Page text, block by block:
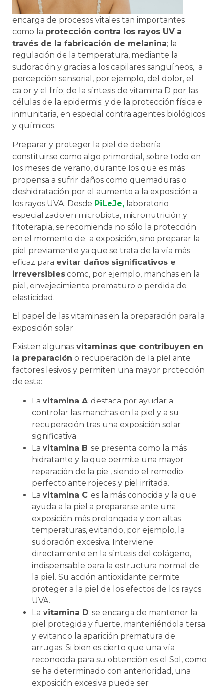
encarga de procesos vitales tan importantes
como la protección contra los rayos UV a
través de la fabricación de melanina; la
regulación de la temperatura, mediante la
sudoración y gracias a los capilares sanguíneos, la
percepción sensorial, por ejemplo, del dolor, el
calor y el frío; de la síntesis de vitamina D por las
células de la epidermis; y de la protección física e
inmunitaria, en especial contra agentes biológicos
y químicos.
Preparar y proteger la piel de debería
constituirse como algo primordial, sobre todo en
los meses de verano, durante los que es más
propensa a sufrir daños como quemaduras o
deshidratación por el aumento a la exposición a
los rayos UVA. Desde PiLeJe, laboratorio
especializado en microbiota, micronutrición y
fitoterapia, se recomienda no sólo la protección
en el momento de la exposición, sino preparar la
piel previamente ya que se trata de la vía más
eficaz para evitar daños significativos e
irreversibles como, por ejemplo, manchas en la
piel, envejecimiento prematuro o perdida de
elasticidad.
El papel de las vitaminas en la preparación para la
exposición solar
Existen algunas vitaminas que contribuyen en
la preparación o recuperación de la piel ante
factores lesivos y permiten una mayor protección
de esta:
La vitamina A: destaca por ayudar a
controlar las manchas en la piel y a su
recuperación tras una exposición solar
significativa
La vitamina B: se presenta como la más
hidratante y la que permite una mayor
reparación de la piel, siendo el remedio
perfecto ante rojeces y piel irritada.
La vitamina C: es la más conocida y la que
ayuda a la piel a prepararse ante una
exposición más prolongada y con altas
temperaturas, evitando, por ejemplo, la
sudoración excesiva. Interviene
directamente en la síntesis del colágeno,
indispensable para la estructura normal de
la piel. Su acción antioxidante permite
proteger a la piel de los efectos de los rayos
UVA.
La vitamina D: se encarga de mantener la
piel protegida y fuerte, manteniéndola tersa
y evitando la aparición prematura de
arrugas. Si bien es cierto que una vía
reconocida para su obtención es el Sol, como
se ha determinado con anterioridad, una
exposición excesiva puede ser